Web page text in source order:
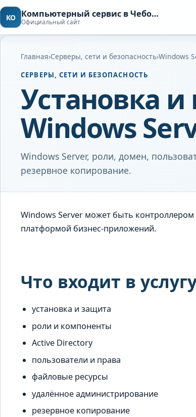
КО Компьютерный сервис в Чебоксарах
Официальный сайт
Главная›Серверы, сети и безопасность›Windows
СЕРВЕРЫ, СЕТИ И БЕЗОПАСНОСТЬ
Установка и
Windows
Windows Server, роли, домен,
резервное копирование.
Windows Server может быть
платформой бизнес-приложений.
Что входит в
установка и защита
роли и компоненты
Active Directory
пользователи и права
файловые ресурсы
удалённое администрирование
резервное копирование